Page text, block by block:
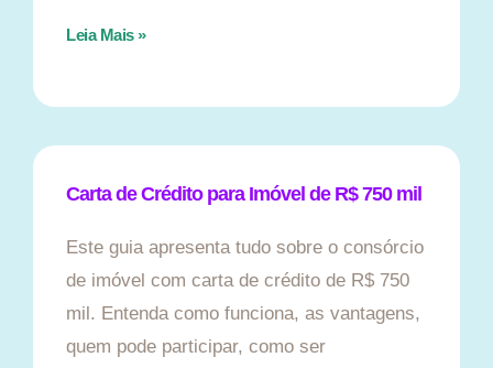
Leia Mais »
Carta de Crédito para Imóvel de R$ 750 mil
Este guia apresenta tudo sobre o consórcio
de imóvel com carta de crédito de R$ 750
mil. Entenda como funciona, as vantagens,
quem pode participar, como ser